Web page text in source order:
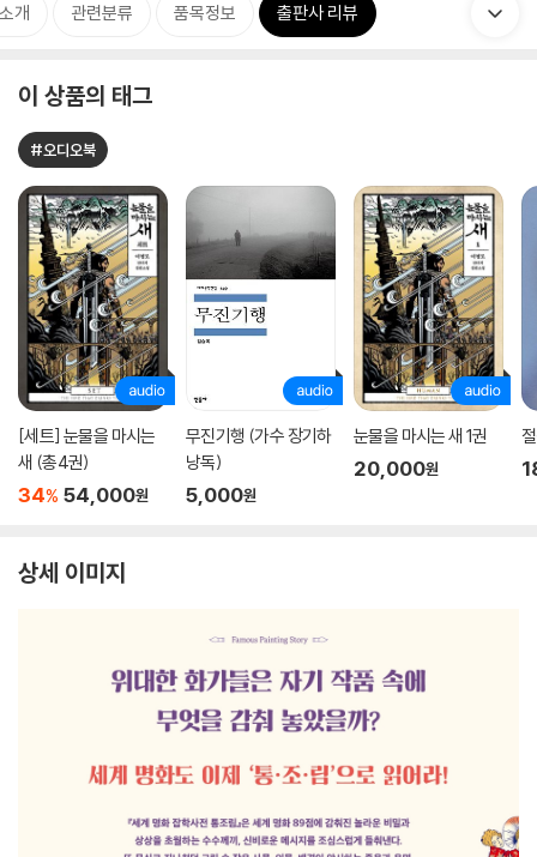
개 관련분류 품목정보 출판사 리뷰
이 상품의 태그
#오디오북
[세트] 눈물을 마시는
새 (총4권)
34% 54,000원
무진기행 (가수 장기하
낭독)
5,000원
눈물을 마시는 새 1권
20,000원
상세 이미지